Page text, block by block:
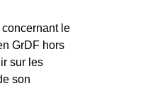
le
GrDF hors
sur les
son